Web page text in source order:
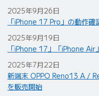
2025年9月26日
「iPhone 17 Pro」の動作確
2025年9月19日
「iPhone 17」「iPhone Air
2025年7月22日
新端末 OPPO Reno13 A /
を販売開始